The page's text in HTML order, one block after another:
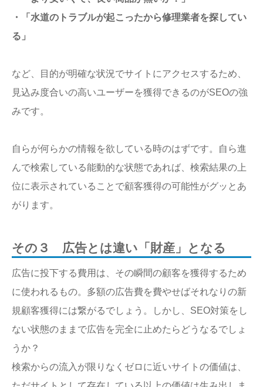
・「水道のトラブルが起こったから修理業者を探してい
る」
など、目的が明確な状況でサイトにアクセスするため、
見込み度合いの高いユーザーを獲得できるのがSEOの強
みです。
自らが何らかの情報を欲している時のはずです。自ら進
んで検索している能動的な状態であれば、検索結果の上
位に表示されていることで顧客獲得の可能性がグッとあ
がります。
その３ 広告とは違い「財産」となる
広告に投下する費用は、その瞬間の顧客を獲得するため
に使われるもの。多額の広告費を費やせばそれなりの新
規顧客獲得には繋がるでしょう。しかし、SEO対策をし
ない状態のままで広告を完全に止めたらどうなるでしょ
うか？
検索からの流入が限りなくゼロに近いサイトの価値は、